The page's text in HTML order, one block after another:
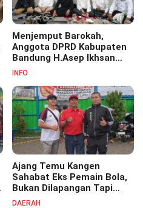
Menjemput Barokah,
Anggota DPRD Kabupaten
Bandung H.Asep Ikhsan
S.Pd.M.M Hadiri Haul Akbar
Pesantren Cipasung.
INFO
Ajang Temu Kangen
Sahabat Eks Pemain Bola,
Bukan Dilapangan Tapi
Ditongkrongan
DAERAH